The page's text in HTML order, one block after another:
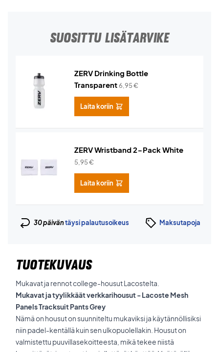
SUOSITTU LISÄTARVIKE
ZERV Drinking Bottle
Transparent6,95€
Laita koriin
ZERV Wristband 2-Pack White
5,95€
Laita koriin
30 päiväntäysi palautusoikeus Maksutapoja
TUOTEKUVAUS
Mukavat ja rennot college-housut Lacostelta.
Mukavat ja tyylikkäät verkkarihousut - Lacoste Mesh
Panels Tracksuit Pants Grey
Nämä on housut on suunniteltu mukaviksi ja käytännöllisiksi
niin padel-kentällä kuin sen ulkopuolellakin. Housut on
valmistettu puuvillasekoitteesta, mikä tekee niistä